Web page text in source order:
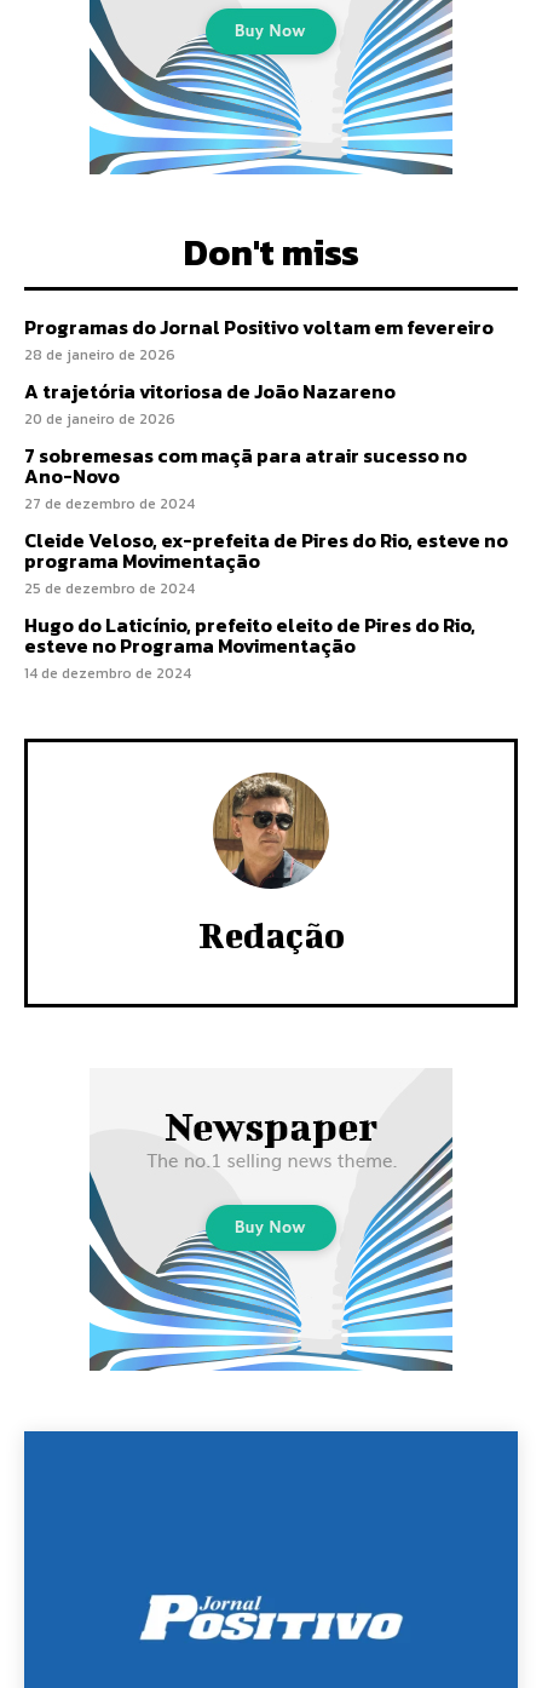
Don't miss
Programas do Jornal Positivo voltam em fevereiro
28 de janeiro de 2026
A trajetória vitoriosa de João Nazareno
20 de janeiro de 2026
7 sobremesas com maçã para atrair sucesso no
Ano-Novo
27 de dezembro de 2024
Cleide Veloso, ex-prefeita de Pires do Rio, esteve no
programa Movimentação
25 de dezembro de 2024
Hugo do Laticínio, prefeito eleito de Pires do Rio,
esteve no Programa Movimentação
14 de dezembro de 2024
Redação